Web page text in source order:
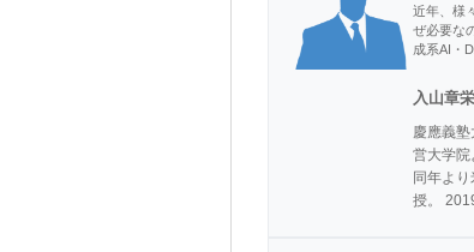
近年、様
ぜ必要な
成系AI・
入山章栄
慶應義
営大学院
同年よ
授。